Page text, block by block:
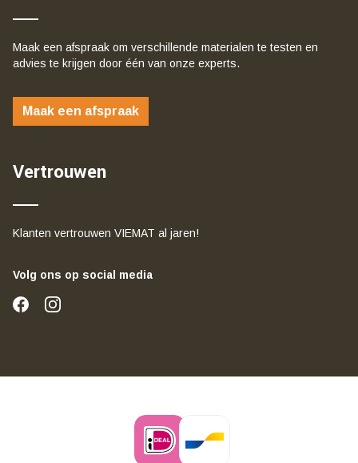
Maak een afspraak om verschillende materialen te testen en
advies te krijgen door één van onze experts.
Maak een afspraak
Vertrouwen
Klanten vertrouwen VIEMAT al jaren!
Volg ons op social media